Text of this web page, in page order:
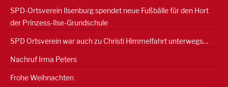
SPD-Ortsverein Ilsenburg spendet neue Fußbälle für den Hort
der Prinzess-Ilse-Grundschule
SPD Ortsverein war auch zu Christi Himmelfahrt unterwegs…
Nachruf Irma Peters
Frohe Weihnachten